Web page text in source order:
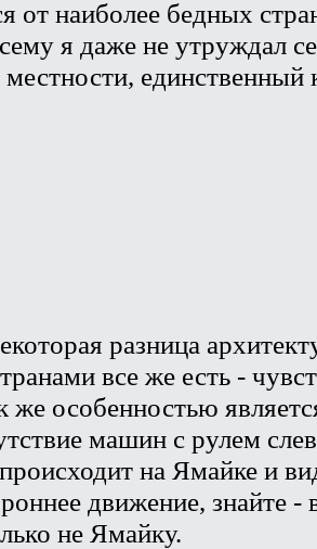
от наиболее бедных
я даже не утруждал
единственный
разница
все же есть -
же особенностью
машин с рулем
происходит на Ямайке и
движение, знайте
не Ямайку.